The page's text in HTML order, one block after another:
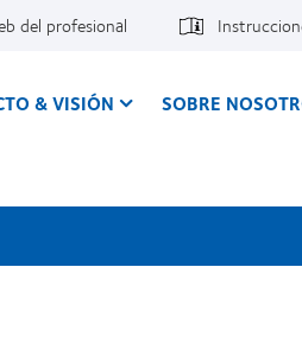
del profesional
& VISIÓN SOBRE